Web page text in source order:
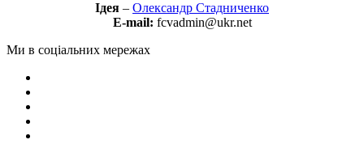
Ідея – Олександр Стадниченко
E-mail: fcvadmin@ukr.net
Ми в соціальних мережах